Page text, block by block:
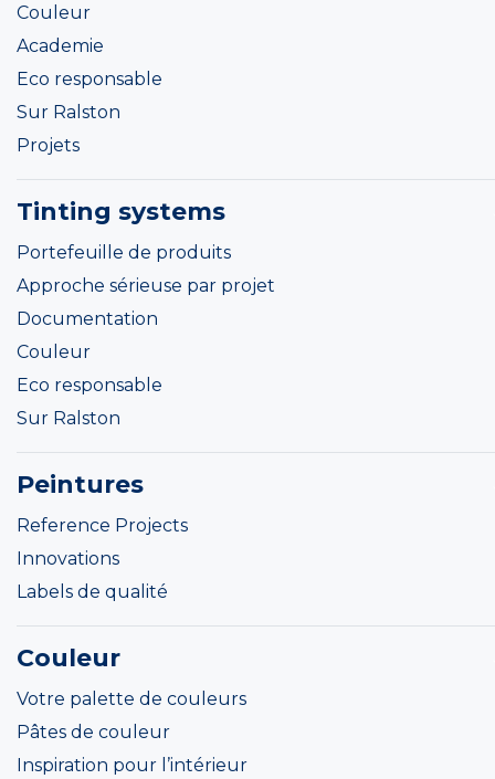
Couleur
Academie
Eco responsable
Sur Ralston
Projets
Tinting systems
Portefeuille de produits
Approche sérieuse par projet
Documentation
Couleur
Eco responsable
Sur Ralston
Peintures
Reference Projects
Innovations
Labels de qualité
Couleur
Votre palette de couleurs
Pâtes de couleur
Inspiration pour l’intérieur